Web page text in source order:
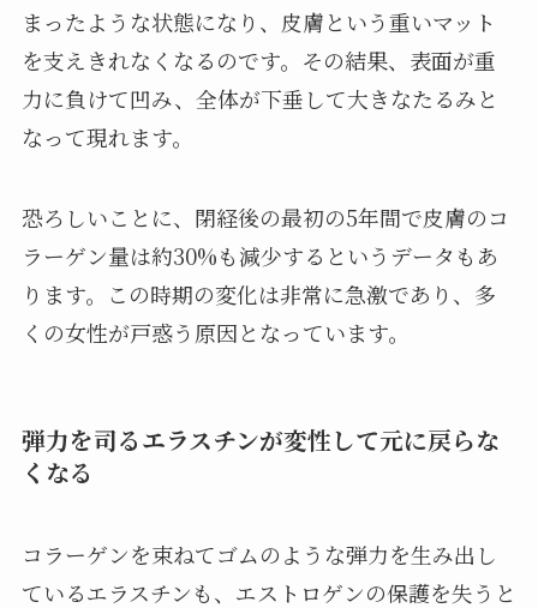
まったような状態になり、皮膚という重いマット
を支えきれなくなるのです。その結果、表面が重
力に負けて凹み、全体が下垂して大きなたるみと
なって現れます。
恐ろしいことに、閉経後の最初の5年間で皮膚のコ
ラーゲン量は約30%も減少するというデータもあ
ります。この時期の変化は非常に急激であり、多
くの女性が戸惑う原因となっています。
弾力を司るエラスチンが変性して元に戻らな
くなる
コラーゲンを束ねてゴムのような弾力を生み出し
ているエラスチンも、エストロゲンの保護を失うと